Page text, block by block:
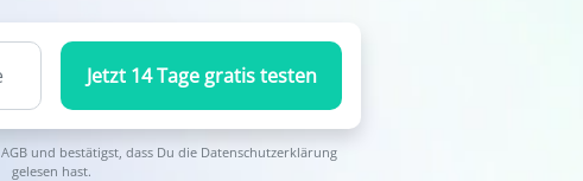
Jetzt 14 Tage gratis testen
AGBund bestätigst, dass Du die Datenschutzerklärung
gelesen hast.